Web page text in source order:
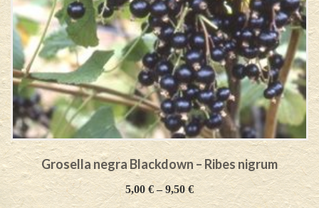
Grosella negra Blackdown – Ribes nigrum
5,00 €–9,50€